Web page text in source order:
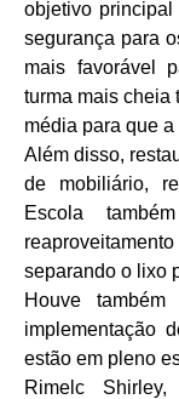
objetivo principal
segurança para
mais favorável
turma mais cheia
média para que
Além disso,
de mobiliário,
Escola
separando o lixo
Houve
implementação
estão em pleno
Rimelc